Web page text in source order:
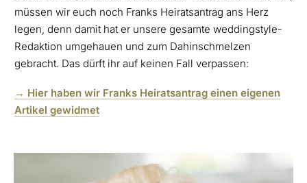
müssen wir euch noch Franks Heiratsantrag ans Herz
legen, denn damit hat er unsere gesamte weddingstyle-
Redaktion umgehauen und zum Dahinschmelzen
gebracht. Das dürft ihr auf keinen Fall verpassen:
→ Hier haben wir Franks Heiratsantrag einen eigenen
Artikel gewidmet